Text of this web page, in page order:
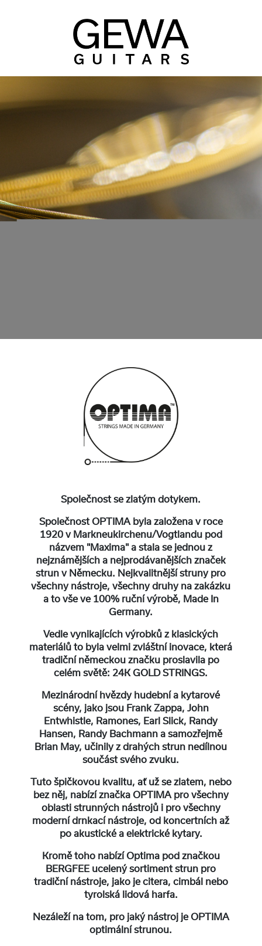
Společnost se zlatým dotykem.
Společnost OPTIMA byla založena v roce
1920 v Markneukirchenu/Vogtlandu pod
názvem "Maxima" a stala se jednou z
nejznámějších a nejprodávanějších značek
strun v Německu. Nejkvalitnější struny pro
všechny nástroje, všechny druhy na zakázku
a to vše ve 100% ruční výrobě, Made In
Germany.
Vedle vynikajících výrobků z klasických
materiálů to byla velmi zvláštní inovace, která
tradiční německou značku proslavila po
celém světě: 24K GOLD STRINGS.
Mezinárodní hvězdy hudební a kytarové
scény, jako jsou Frank Zappa, John
Entwhistle, Ramones, Earl Slick, Randy
Hansen, Randy Bachmann a samozřejmě
Brian May, učinily z drahých strun nedílnou
součást svého zvuku.
Tuto špičkovou kvalitu, ať už se zlatem, nebo
bez něj, nabízí značka OPTIMA pro všechny
oblasti strunných nástrojů i pro všechny
moderní drnkací nástroje, od koncertních až
po akustické a elektrické kytary.
Kromě toho nabízí Optima pod značkou
BERGFEE ucelený sortiment strun pro
tradiční nástroje, jako je citera, cimbál nebo
tyrolská lidová harfa.
Nezáleží na tom, pro jaký nástroj je OPTIMA
optimální strunou.